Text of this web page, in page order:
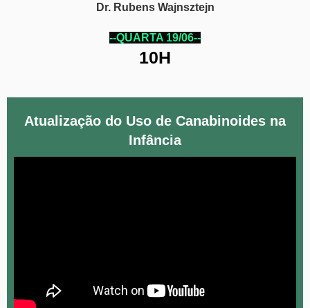
Dr. Rubens Wajnsztejn
--QUARTA 19/06--
10H
Atualização do Uso de Canabinoides na
Infância